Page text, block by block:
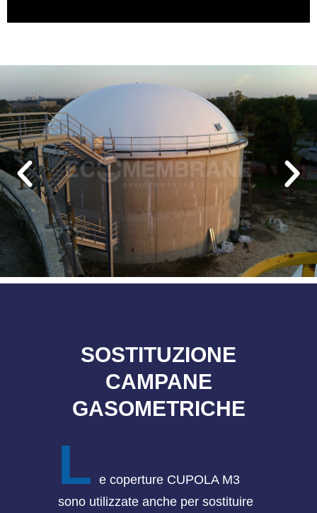
SOSTITUZIONE
CAMPANE
GASOMETRICHE
L e coperture CUPOLA M3
sono utilizzate anche per sostituire